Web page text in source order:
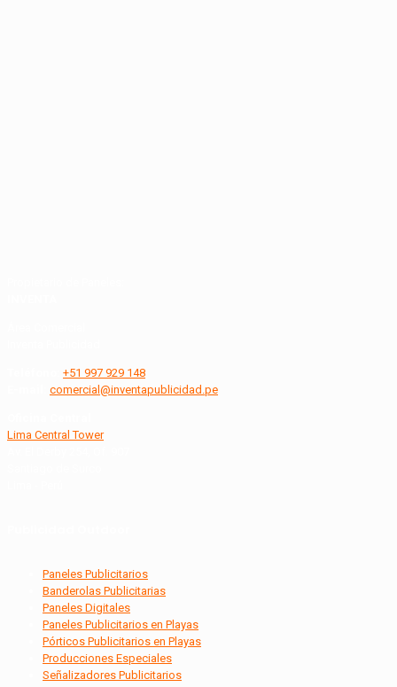
+51 997 929 148
comercial@inventapublicidad.pe
Lima Central Tower
Paneles Publicitarios
Banderolas Publicitarias
Paneles Digitales
Paneles Publicitarios en Playas
Pórticos Publicitarios en Playas
Producciones Especiales
Señalizadores Publicitarios